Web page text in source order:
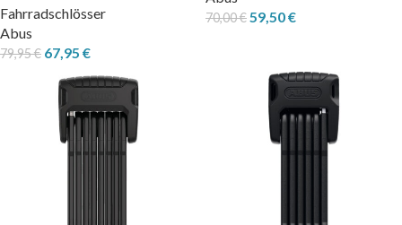
Fahrradschlösser
Abus
79,95€ 67,95 €
70,00€ 59,50€